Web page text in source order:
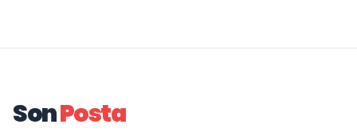
SonPosta